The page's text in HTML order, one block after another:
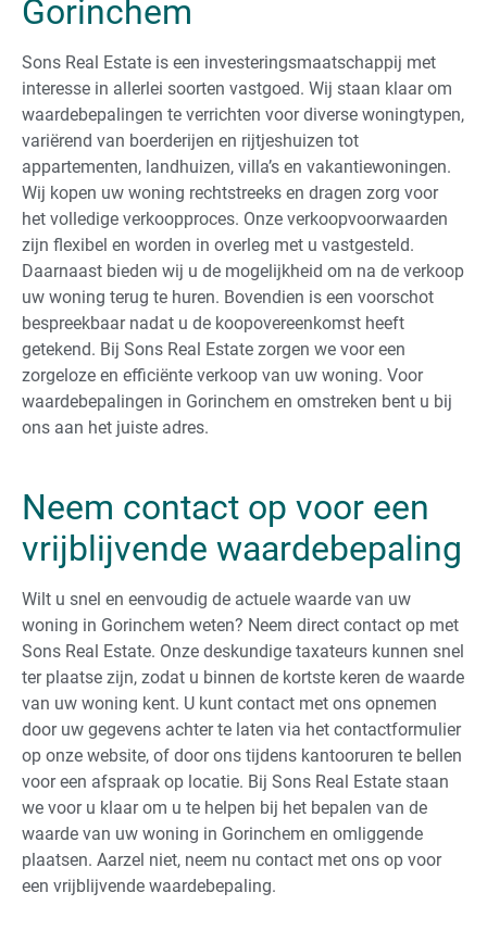
Gorinchem
Sons Real Estate is een investeringsmaatschappij met
interesse in allerlei soorten vastgoed. Wij staan klaar om
waardebepalingen te verrichten voor diverse woningtypen,
variërend van boerderijen en rijtjeshuizen tot
appartementen, landhuizen, villa’s en vakantiewoningen.
Wij kopen uw woning rechtstreeks en dragen zorg voor
het volledige verkoopproces. Onze verkoopvoorwaarden
zijn flexibel en worden in overleg met u vastgesteld.
Daarnaast bieden wij u de mogelijkheid om na de verkoop
uw woning terug te huren. Bovendien is een voorschot
bespreekbaar nadat u de koopovereenkomst heeft
getekend. Bij Sons Real Estate zorgen we voor een
zorgeloze en efficiënte verkoop van uw woning. Voor
waardebepalingen in Gorinchem en omstreken bent u bij
ons aan het juiste adres.
Neem contact op voor een
vrijblijvende waardebepaling
Wilt u snel en eenvoudig de actuele waarde van uw
woning in Gorinchem weten? Neem direct contact op met
Sons Real Estate. Onze deskundige taxateurs kunnen snel
ter plaatse zijn, zodat u binnen de kortste keren de waarde
van uw woning kent. U kunt contact met ons opnemen
door uw gegevens achter te laten via het contactformulier
op onze website, of door ons tijdens kantooruren te bellen
voor een afspraak op locatie. Bij Sons Real Estate staan
we voor u klaar om u te helpen bij het bepalen van de
waarde van uw woning in Gorinchem en omliggende
plaatsen. Aarzel niet, neem nu contact met ons op voor
een vrijblijvende waardebepaling.